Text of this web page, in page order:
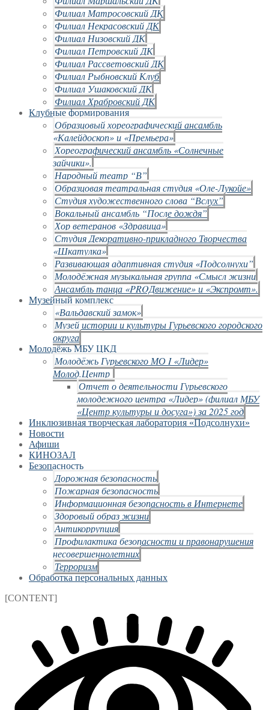
Филиал Матросовский ДК
Филиал Некрасовский ДК
Филиал Низовский ДК
Филиал Петровский ДК
Филиал Рассветовский ДК
Филиал Рыбновский Клуб
Филиал Ушаковский ДК
Филиал Храбровский ДК
Клубные формирования
Образцовый хореографический ансамбль
«Калейдоскоп» и «Премьера»
Хореографический ансамбль «Солнечные
зайчики».
Народный театр “В”
Образцовая театральная студия «Оле-Лукойе»
Студия художественного слова “Вслух”
Вокальный ансамбль “После дождя”
Хор ветеранов «Здравица»
Студия Декоративно-прикладного Творчества
«Шкатулка»
Развивающая адаптивная студия «Подсолнухи”
Молодёжная музыкальная группа «Смысл жизни
Ансамбль танца «PROДвижение» и «Экспромт».
Музейный комплекс
«Вальдавский замок»
Музей истории и культуры Гурьевского городского
округа
Молодёжь МБУ ЦКД
Молодёжь Гурьевского МО I «Лидер»
Молод.Центр
Отчет о деятельности Гурьевского
молодежного центра «Лидер» (филиал МБУ
«Центр культуры и досуга») за 2025 год
Инклюзивная творческая лаборатория «Подсолнухи»
Новости
Афиши
КИНОЗАЛ
Безопасность
Дорожная безопасность
Пожарная безопасность
Информационная безопасность в Интернете
Здоровый образ жизни
Антикоррупция
Профилактика безопасности и правонарушения
несовершеннолетних
Терроризм
Обработка персональных данных
[CONTENT]